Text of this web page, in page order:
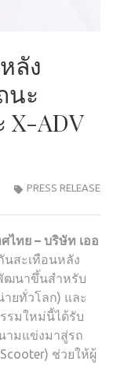
ลัง
นะ
X-ADV
PRESS RELEASE
ศไทย – บริษัท เออ
นสะเทือนหลัง
ฒนาขึ้นสำหรับ
ายทั่วโลก) และ
รมใหม่นี้ได้รับ
ามแข่งมาสู่รถ
ช่วยให้ผู้